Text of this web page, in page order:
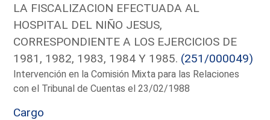
LA FISCALIZACION EFECTUADA AL
HOSPITAL DEL NIÑO JESUS,
CORRESPONDIENTE A LOS EJERCICIOS DE
1981, 1982, 1983, 1984 Y 1985. (251/000049)
Intervención en la Comisión Mixta para las Relaciones
con el Tribunal de Cuentas el 23/02/1988
Cargo